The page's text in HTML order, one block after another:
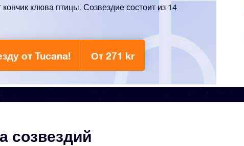
клюва птицы. Созвездие состоит из 14
от Tucana! От 271 kr
созвездий